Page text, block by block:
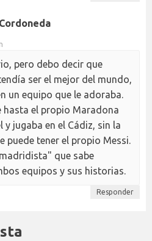
pero debo decir que
ser el mejor del mundo,
un equipo que le adoraba.
hasta el propio Maradona
y jugaba en el Cádiz, sin la
puede tener el propio Messi.
que sabe
equipos y sus historias.
Responder